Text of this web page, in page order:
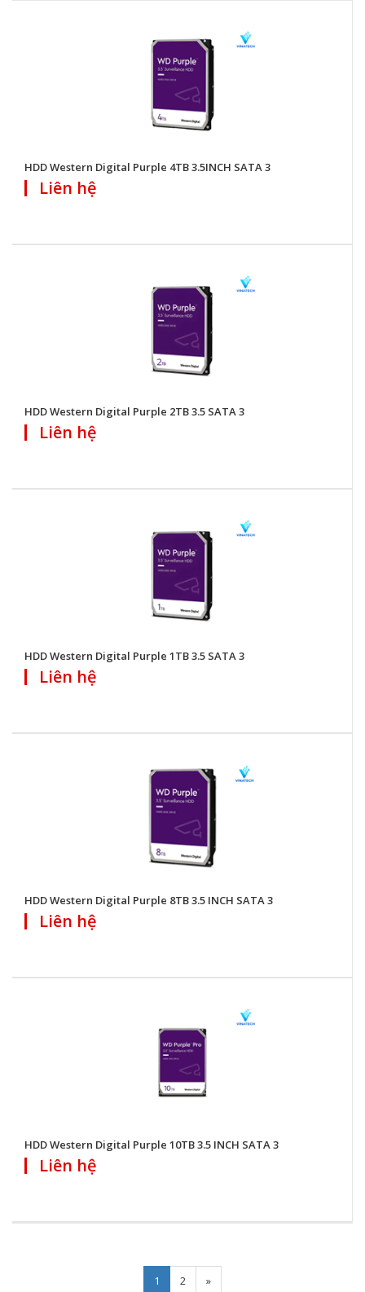
HDD Western Digital Purple 4TB 3.5INCH SATA 3
Liên hệ
HDD Western Digital Purple 2TB 3.5 SATA 3
Liên hệ
HDD Western Digital Purple 1TB 3.5 SATA 3
Liên hệ
HDD Western Digital Purple 8TB 3.5 INCH SATA 3
Liên hệ
HDD Western Digital Purple 10TB 3.5 INCH SATA 3
Liên hệ
1 2 »Next